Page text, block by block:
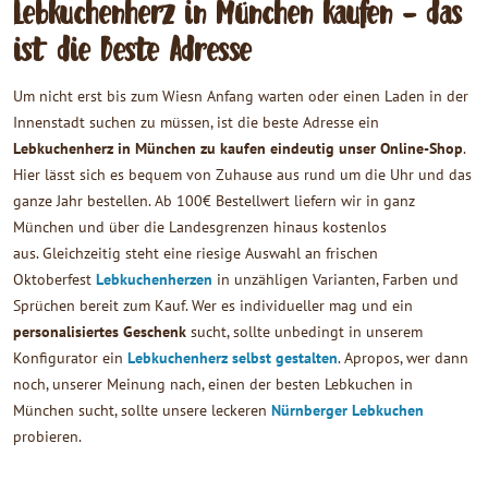
Lebkuchenherz in München kaufen - das
ist die Beste Adresse
Um nicht erst bis zum Wiesn Anfang warten oder einen Laden in der
Innenstadt suchen zu müssen, ist die beste Adresse ein
Lebkuchenherz in München zu kaufen eindeutig unser Online-Shop.
Hier lässt sich es bequem von Zuhause aus rund um die Uhr und das
ganze Jahr bestellen. Ab 100€ Bestellwert liefern wir in ganz
München und über die Landesgrenzen hinaus kostenlos
aus. Gleichzeitig steht eine riesige Auswahl an frischen
Oktoberfest Lebkuchenherzen in unzähligen Varianten, Farben und
Sprüchen bereit zum Kauf. Wer es individueller mag und ein
personalisiertes Geschenk sucht, sollte unbedingt in unserem
Konfigurator ein Lebkuchenherz selbst gestalten. Apropos, wer dann
noch, unserer Meinung nach, einen der besten Lebkuchen in
München sucht, sollte unsere leckeren Nürnberger Lebkuchen
probieren.